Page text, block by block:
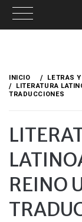
contenido
INICIO
LETRAS
LITERATURA
TRADUCCIONES
REINO